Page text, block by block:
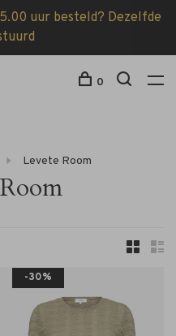
uur besteld? Dezelfde
0
Levete Room
-30%